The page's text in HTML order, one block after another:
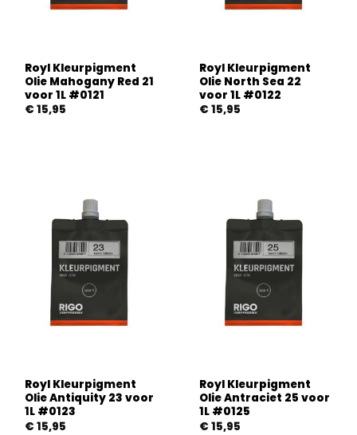
Royl Kleurpigment
Olie Mahogany Red 21
voor 1L #0121
€ 15,95
Royl Kleurpigment
Olie North Sea 22
voor 1L #0122
€ 15,95
Royl Kleurpigment
Olie Antiquity 23 voor
1L #0123
€ 15,95
Royl Kleurpigment
Olie Antraciet 25 voor
1L #0125
€ 15,95